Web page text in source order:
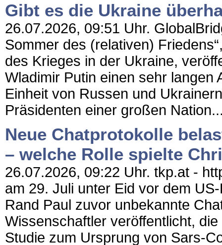
Gibt es die Ukraine
26.07.2026, 09:51 Uhr.
Sommer des (relativen)
des Krieges in der Ukraine,
Wladimir Putin einen sehr langen
Einheit von Russen und
Präsidenten einer großen
Neue Chatprotokolle
– welche Rolle spielte
26.07.2026, 09:22 Uhr. tkp.at -
am 29. Juli unter Eid vor dem
Rand Paul zuvor unbekannte
Wissenschaftler veröffentlicht,
Studie zum Ursprung von Sars-